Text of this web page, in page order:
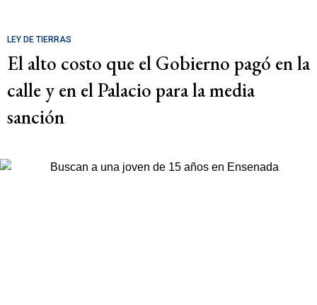
LEY DE TIERRAS
El alto costo que el Gobierno pagó en la
calle y en el Palacio para la media
sanción